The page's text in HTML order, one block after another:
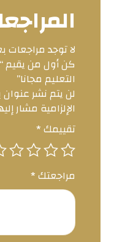
لا توجد مراجعات
كن أول من يقيم
التعليم مجانا”
لن يتم نشر عنوان
الإلزامية مشار
تقييمك*
مراجعتك*